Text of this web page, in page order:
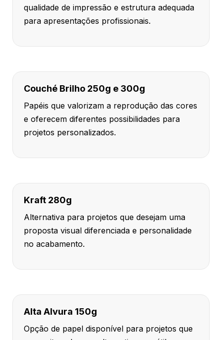
qualidade de impressão e estrutura adequada
para apresentações profissionais.
Couché Brilho 250g e 300g
Papéis que valorizam a reprodução das cores
e oferecem diferentes possibilidades para
projetos personalizados.
Kraft 280g
Alternativa para projetos que desejam uma
proposta visual diferenciada e personalidade
no acabamento.
Alta Alvura 150g
Opção de papel disponível para projetos que